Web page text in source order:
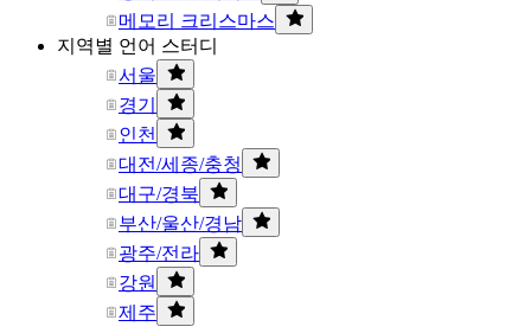
메모리 크리스마스
지역별 언어 스터디
서울
경기
인천
대전/세종/충청
대구/경북
부산/울산/경남
광주/전라
강원
제주